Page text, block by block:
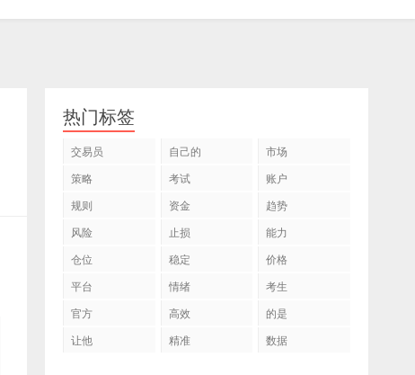
热门标签
交易员 自己的
市场
策略
考试
账户
规则
资金
趋势
风险
止损
能力
仓位
稳定
价格
平台
情绪
考生
官方
高效
的是
让他
精准 数据